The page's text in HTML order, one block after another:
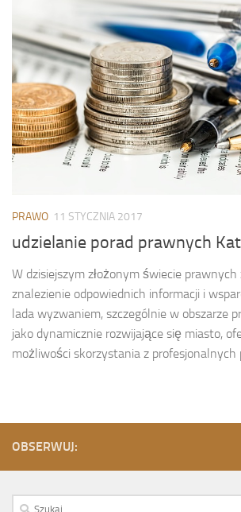
PRAWO 11 STYCZNIA 2017
udzielanie porad prawnych
W dzisiejszym złożonym świecie prawnych
znalezienie odpowiednich informacji i
lada wyzwaniem, szczególnie w obszarze
jako dynamicznie rozwijające się miasto,
możliwości skorzystania z profesjonalnych
OBSERWUJ:
Szukaj: